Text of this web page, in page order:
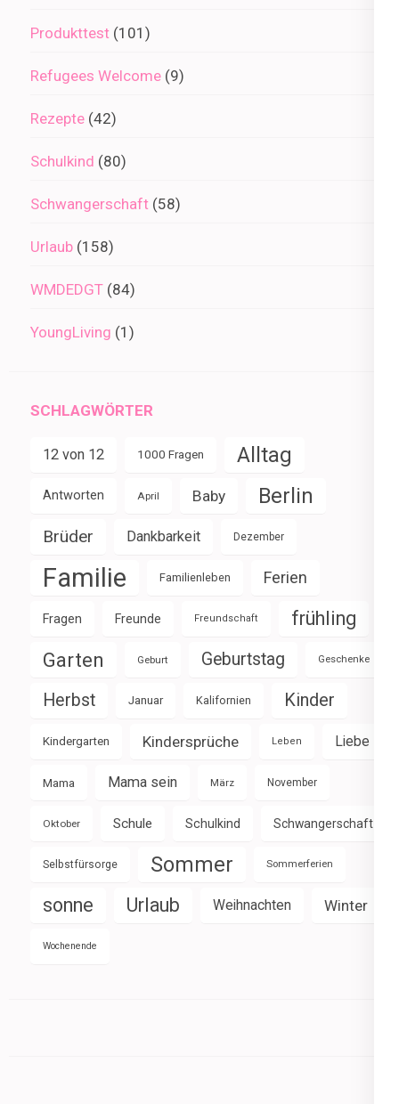
Produkttest (101)
Refugees Welcome (9)
Rezepte (42)
Schulkind (80)
Schwangerschaft (58)
Urlaub (158)
WMDEDGT (84)
YoungLiving (1)
SCHLAGWÖRTER
12 von 12 1000 Fragen Alltag
Antworten April Baby Berlin
Brüder Dankbarkeit Dezember
Familie Familienleben Ferien
Fragen Freunde Freundschaft frühling
Garten Geburt Geburtstag Geschenke
Herbst Januar Kalifornien Kinder
Kindergarten Kindersprüche Leben Liebe
Mama Mama sein März November
Oktober Schule Schulkind Schwangerschaft
Selbstfürsorge Sommer Sommerferien
sonne Urlaub Weihnachten Winter
Wochenende